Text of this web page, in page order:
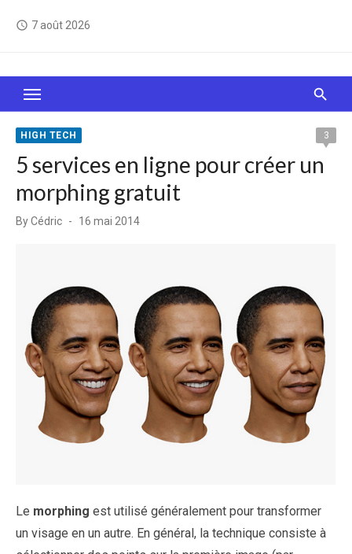
access_time 7 août 2026
Le Web, c'est comme une boîte de chocolats… On
sait jamais sur quoi on va tomber !
HIGH TECH 3
5 services en ligne pour créer un
morphing gratuit
ByCédric
Posted
16 mai 2014
Le morphing est utilisé généralement pour transformer
un visage en un autre. En général, la technique consiste à